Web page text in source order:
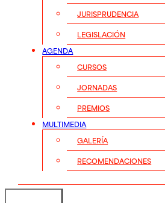
JURISPRUDENCIA
LEGISLACIÓN
AGENDA
CURSOS
JORNADAS
PREMIOS
MULTIMEDIA
GALERÍA
RECOMENDACIONES